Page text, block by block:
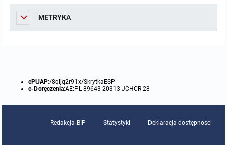
Skargi, wnioski i petycje
METRYKA
ePUAP:/8qljq2r91x/SkrytkaESP
e-Doręczenia:AE:PL-89643-20313-JCHCR-28
Redakcja BIP Statystyki Deklaracja dostępności